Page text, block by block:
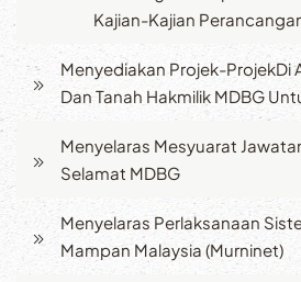
Kajian-Kajian
Menyediakan Projek-ProjekDi
Dan Tanah Hakmilik MDBG
Menyelaras Mesyuarat
Selamat MDBG
Menyelaras Perlaksanaan
Mampan Malaysia (Murninet)